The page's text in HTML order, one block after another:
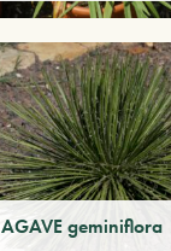
AGAVE geminiflora